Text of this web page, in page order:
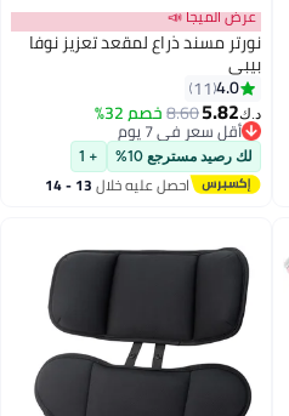
عرض الميجا 📣
نورتر مسند ذراع لمقعد تعزيز نوفا
بيبي
4.0
11
د.ك‏5.82
8.60خصم 32%
أقل سعر في 7 يوم
أقل سعر في 7 يوم
لك رصيد مسترجع 10% + 1
احصل عليه خلال 13 - 14
اغسطس